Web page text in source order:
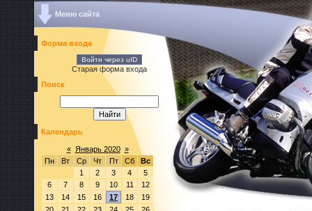
Меню сайта
Форма входа
Войти через uID
Старая форма входа
Поиск
Календарь
« Январь 2020 »
Пн
Вт Ср Чт Пт Сб
Вс
1
2 3 4
5
6
7 8 9 10 11
12
13
14 15 16 17 18
19